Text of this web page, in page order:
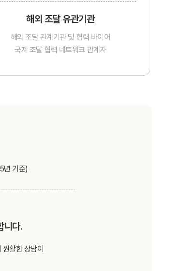
해외 조달 유관기관
해외 조달 관계기관 및 협력 바이어
국제 조달 협력 네트워크 관계자
년 기준)
니다.
활한 상담이